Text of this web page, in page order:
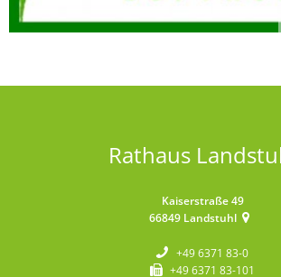
Rathaus
Kaiserstraße 49
66849 Landstuhl
+49 6371 83-0
+49 6371 83-101